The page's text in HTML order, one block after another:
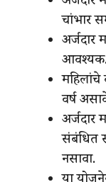
चांभार
अर्जदार
वर्ष
अर्जदार
संबंधित
नसावा.